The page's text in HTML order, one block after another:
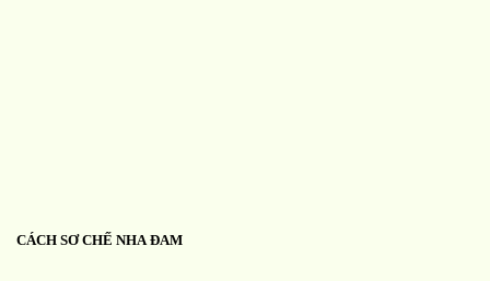
CÁCH SƠ CHẾ NHA ĐAM